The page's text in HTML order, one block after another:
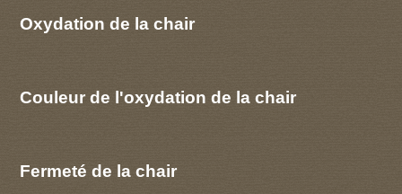
Oxydation de la chair
Couleur de l'oxydation de la chair
Fermeté de la chair